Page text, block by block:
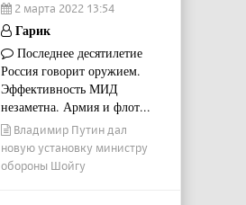
2 марта 2022 13:54
Гарик
Последнее десятилетие
Россия говорит оружием.
Эффективность МИД
незаметна. Армия и флот...
Владимир Путин дал
новую установку министру
обороны Шойгу